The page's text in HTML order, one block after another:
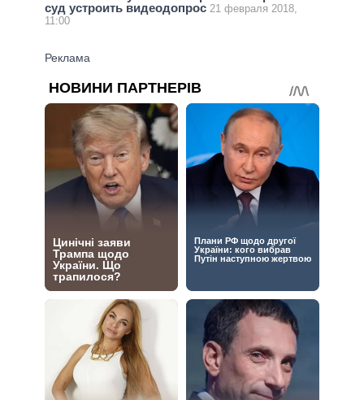
суд устроить видеодопрос 21 февраля 2018,
11:00